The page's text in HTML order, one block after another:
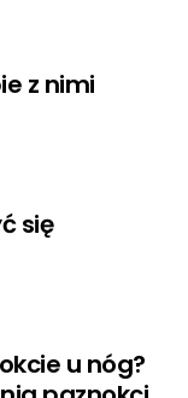
z nimi
się
u nóg?